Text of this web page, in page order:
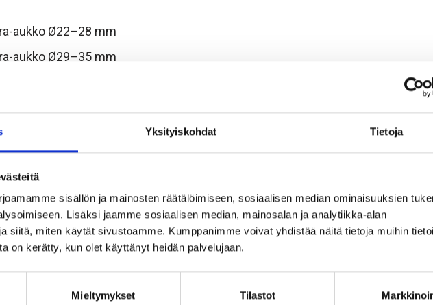
Yksityiskohdat Tietoja
sisällön ja mainosten räätälöimiseen, sosiaalisen median ominaisuuksien
Lisäksi jaamme sosiaalisen median, mainosalan ja analytiikka-alan
siitä, miten käytät sivustoamme. Kumppanimme voivat yhdistää näitä tietoja muihin
on kerätty, kun olet käyttänyt heidän palvelujaan.
Mieltymykset Tilastot
aukko Ø22–28 mm
aukko Ø29–35 mm
ja tarkan keskityksen. Kun pultti pysyy keskellä, laasti ympäröi sen
stabilointiin, kallioverkon ankkurointiin sekä esipulttaukseen
toimii erinomaisesti työmailla, joissa reiät täytetään laastilla ja pultin sijainti